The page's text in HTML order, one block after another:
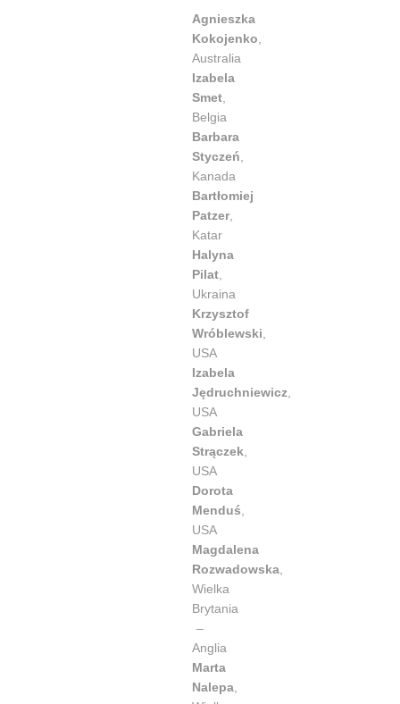
Agnieszka
Kokojenko
Australia
Izabela
Smet
Belgia
Barbara
Styczeń
Kanada
Bartłomiej
Patzer
Katar
Halyna
Pilat
Ukraina
Krzysztof
Wróblewski
USA
Izabela
Jędruchniewicz
USA
Gabriela
Strączek
USA
Dorota
Menduś
USA
Magdalena
Rozwadowska
Wielka
Brytania
–
Anglia
Marta
Nalepa